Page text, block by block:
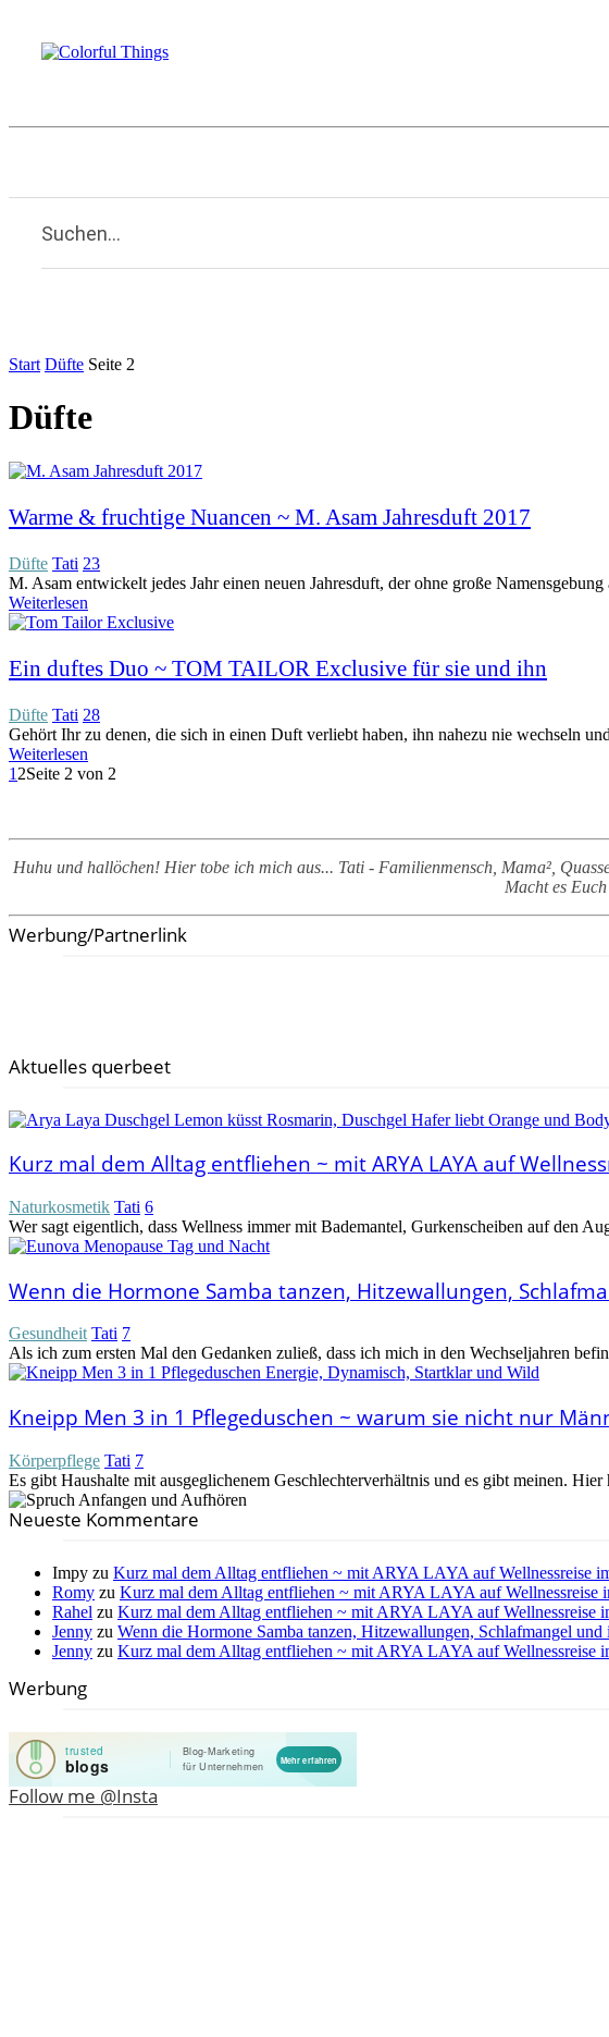
Suchen...
Start Düfte Seite 2
Düfte
Warme & fruchtige Nuancen ~ M. Asam Jahresduft 2017
Düfte Tati 23
M. Asam entwickelt jedes Jahr einen neuen Jahresduft, der ohne große
Weiterlesen
Ein duftes Duo ~ TOM TAILOR Exclusive für sie und ihn
Düfte Tati 28
Gehört Ihr zu denen, die sich in einen Duft verliebt haben, ihn nahezu nie wechseln
Weiterlesen
1 2Seite 2 von 2
Huhu und hallöchen! Hier tobe ich mich aus... Tati - Familienmensch, Mama²,
Macht es
Werbung/Partnerlink
Aktuelles querbeet
Kurz mal dem Alltag entfliehen ~ mit ARYA LAYA auf
Naturkosmetik Tati 6
Wer sagt eigentlich, dass Wellness immer mit Bademantel, Gurkenscheiben auf den
Wenn die Hormone Samba tanzen, Hitzewallungen,
Gesundheit Tati 7
Als ich zum ersten Mal den Gedanken zuließ, dass ich mich in den Wechseljahren
Kneipp Men 3 in 1 Pflegeduschen ~ warum sie nicht nur
Körperpflege Tati 7
Es gibt Haushalte mit ausgeglichenem Geschlechterverhältnis und es gibt meinen.
Neueste Kommentare
Impy zu Kurz mal dem Alltag entfliehen ~ mit ARYA LAYA auf Wellnessreise
Romy zu Kurz mal dem Alltag entfliehen ~ mit ARYA LAYA auf Wellnessreise
Rahel zu Kurz mal dem Alltag entfliehen ~ mit ARYA LAYA auf Wellnessreise
Jenny zu Wenn die Hormone Samba tanzen, Hitzewallungen, Schlafmangel
Jenny zu Kurz mal dem Alltag entfliehen ~ mit ARYA LAYA auf Wellnessreise
Werbung
Follow me @Insta